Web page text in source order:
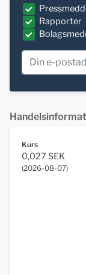
Rapporter
Kurs
0,027 SEK
(2026-08-07)